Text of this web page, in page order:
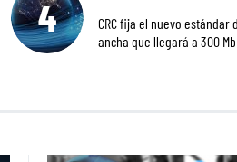
CRC fija el nuevo estándar
ancha que llegará a 300